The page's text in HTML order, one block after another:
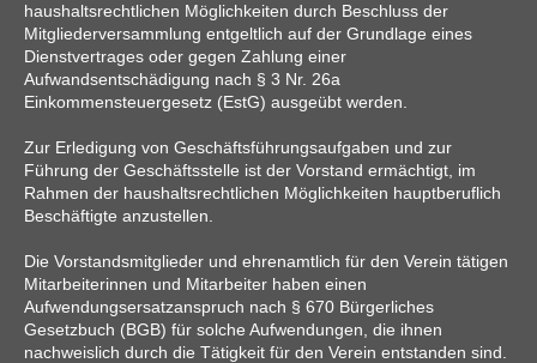
haushaltsrechtlichen Möglichkeiten durch Beschluss der
Mitgliederversammlung entgeltlich auf der Grundlage eines
Dienstvertrages oder gegen Zahlung einer
Aufwandsentschädigung nach § 3 Nr. 26a
Einkommensteuergesetz (EstG) ausgeübt werden.
Zur Erledigung von Geschäftsführungsaufgaben und zur
Führung der Geschäftsstelle ist der Vorstand ermächtigt, im
Rahmen der haushaltsrechtlichen Möglichkeiten hauptberuflich
Beschäftigte anzustellen.
Die Vorstandsmitglieder und ehrenamtlich für den Verein tätigen
Mitarbeiterinnen und Mitarbeiter haben einen
Aufwendungsersatzanspruch nach § 670 Bürgerliches
Gesetzbuch (BGB) für solche Aufwendungen, die ihnen
nachweislich durch die Tätigkeit für den Verein entstanden sind.